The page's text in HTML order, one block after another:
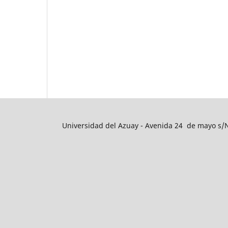
Universidad del Azuay - Avenida 24 de mayo s/